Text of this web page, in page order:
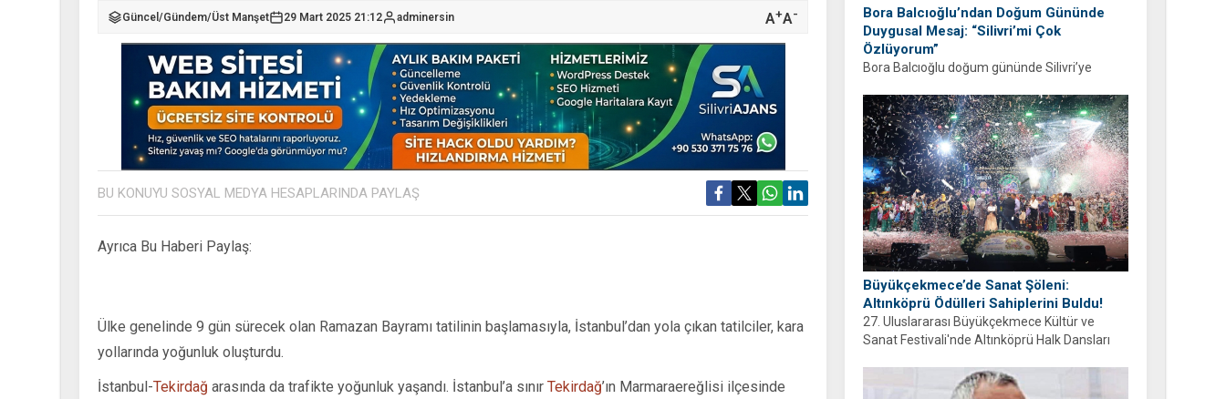
Bora Balcıoğlu’ndan Doğum Gününde
Duygusal Mesaj: “Silivri’mi Çok
Özlüyorum”
Bora Balcıoğlu doğum gününde Silivri’ye
ayrıyım” diyen Balcıoğlu, bir sonraki doğum
gününü ailesi ve hemşehrileriyle birlikte
geçirmeyi diledi.
Büyükçekmece’de Sanat Şöleni:
Altınköprü Ödülleri Sahiplerini Buldu!
27. Uluslararası Büyükçekmece Kültür ve
Sanat Festivali'nde Altınköprü Halk Dansları
Güncel /Gündem/Üst Manşet 29 Mart 2025 21:12 adminersin A+A-
BU KONUYU SOSYAL MEDYA HESAPLARINDA PAYLAŞ
Ayrıca Bu Haberi Paylaş:
Ülke genelinde 9 gün sürecek olan Ramazan Bayramı tatilinin başlamasıyla, İstanbul’dan yola çıkan tatilciler, kara
yollarında yoğunluk oluşturdu.
İstanbul-Tekirdağ arasında da trafikte yoğunluk yaşandı. İstanbul’a sınır Tekirdağ’ın Marmaraereğlisi ilçesinde